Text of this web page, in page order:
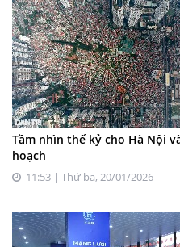
Tầm nhìn thế kỷ cho Hà Nội
hoạch
11:53 | Thứ ba, 20/01/2026